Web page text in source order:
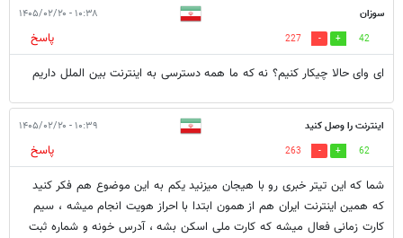
سوزان ۱۰:۳۸ - ۱۴۰۵/۰۲/۲۰
42
227
پاسخ
ای وای حالا چیکار کنیم؟ نه که ما همه دسترسی به اینترنت بین الملل داریم
اینترنت را وصل کنید ۱۰:۳۹ - ۱۴۰۵/۰۲/۲۰
62
263
پاسخ
شما که این تیتر خبری رو با هیجان میزنید یکم به این موضوع هم فکر کنید
که همین اینترنت ایران هم از همون ابتدا با احراز هویت انجام میشه ، سیم
کارت زمانی فعال میشه که کارت ملی اسکن بشه ، آدرس خونه و شماره ثبت